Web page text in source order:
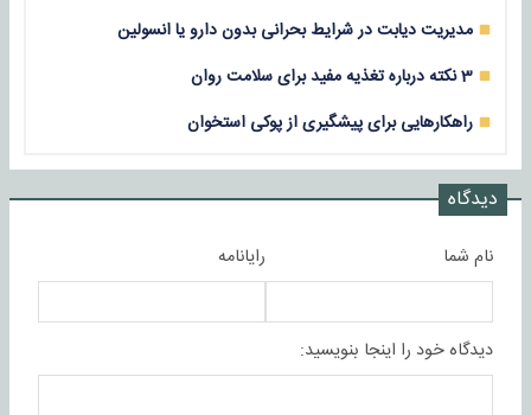
مدیریت دیابت در شرایط بحرانی بدون دارو یا انسولین
3 نکته درباره تغذیه مفید برای سلامت روان
راهکارهایی برای پیشگیری از پوکی استخوان
دیدگاه
نام شما رایانامه
دیدگاه خود را اینجا بنویسید: